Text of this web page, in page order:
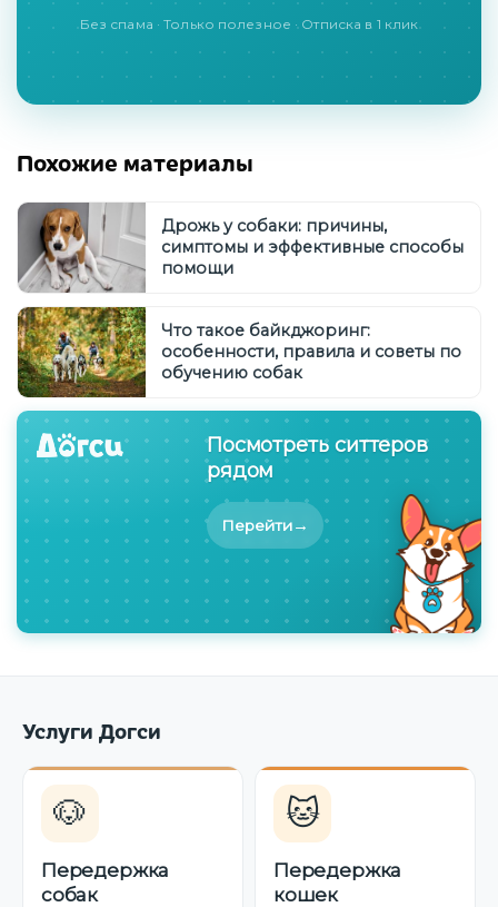
Без спама · Только полезное · Отписка в 1 клик
Похожие материалы
Дрожь у собаки: причины,
симптомы и эффективные способы
помощи
Что такое байкджоринг:
особенности, правила и советы по
обучению собак
Посмотреть ситтеров
рядом
Перейти→
Услуги Догси
🐶
Передержка
собак
🐱
Передержка
кошек